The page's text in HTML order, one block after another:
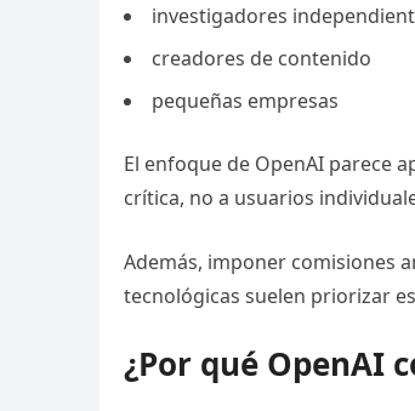
investigadores
creadores de contenido
pequeñas empresas
El enfoque de OpenAI parece
crítica, no a usuarios
Además, imponer comisiones
tecnológicas suelen priorizar
¿Por qué OpenAI